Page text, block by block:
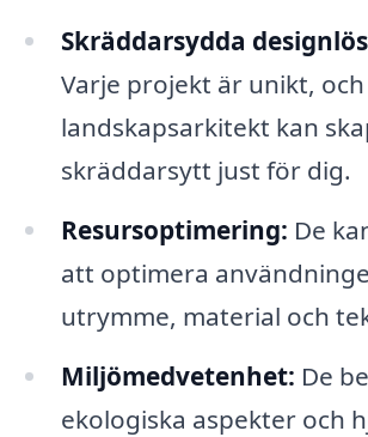
Skräddarsydda
Varje projekt är unikt,
landskapsarkitekt kan
skräddarsytt just för dig.
Resursoptimering: De
att optimera
utrymme, material och
Miljömedvetenhet: De
ekologiska aspekter och